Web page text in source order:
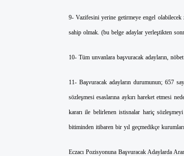
9- Vazifesini yerine getirmeye engel olabilecek
sahip olmak. (bu belge adaylar yerleştikten
10- Tüm unvanlara başvuracak adayların,
11- Başvuracak adayların durumunun; 657
sözleşmesi esaslarına aykırı hareket etmesi
kararı ile belirlenen istisnalar hariç
bitiminden itibaren bir yıl geçmedikçe
Eczacı Pozisyonuna Başvuracak Adaylarda